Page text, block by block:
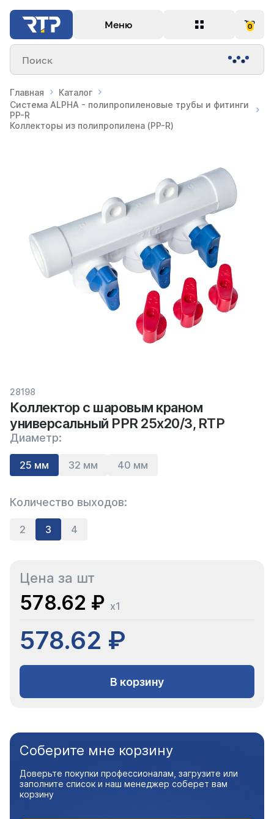
Меню 0
Поиск
Главная
Каталог
Система ALPHA - полипропиленовые трубы и фитинги
PP-R
Коллекторы из полипропилена (PP-R)
28198
Коллектор с шаровым краном
универсальный PPR 25х20/3, RTP
Диаметр:
25 мм 32 мм 40 мм
Количество выходов:
2 3 4
Цена за шт
578.62 ₽ x1
578.62 ₽
В корзину
Соберите мне корзину
Доверьте покупки профессионалам, загрузите или
заполните список и наш менеджер соберет вам
корзину